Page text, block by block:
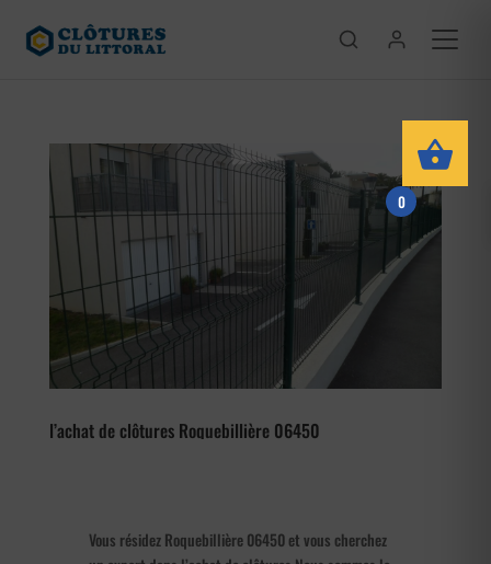
l’achat de clôtures Roquebillière 06450
Vous résidez Roquebillière 06450 et vous cherchez
0